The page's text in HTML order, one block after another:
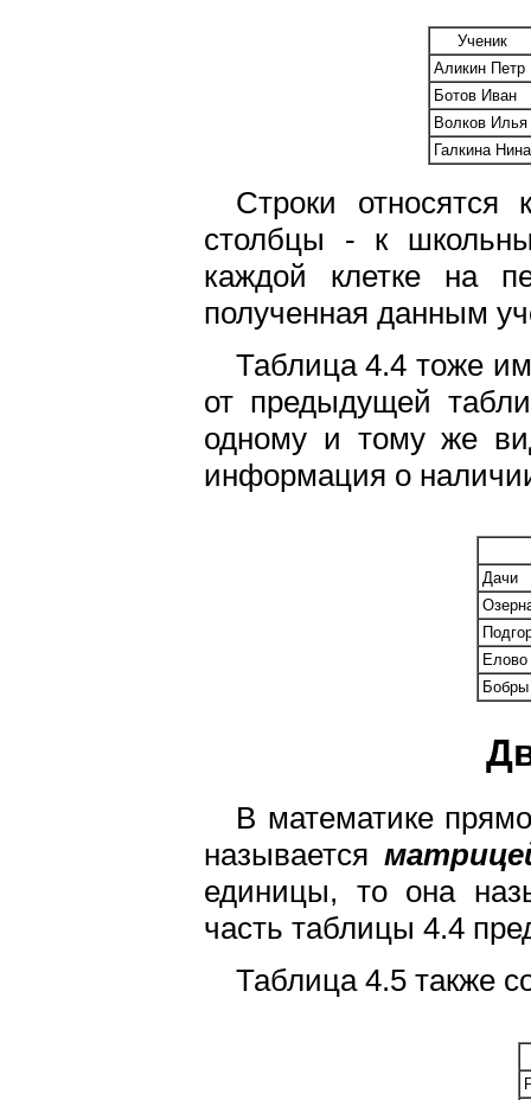
Ученик
Аликин Петр
Ботов Иван
Волков Илья
Галкина Нина
Строки
столбцы - к
каждой клетке на
полученная данным
Таблица 4.4 тоже
от предыдущей
одному и тому же
информация о
Дачи
Елово
Бобры
В математике
называется
единицы, то она
часть таблицы 4.4
Таблица 4.5 также